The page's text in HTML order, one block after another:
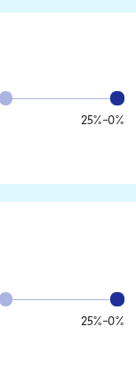
0%-25%
0%-25%